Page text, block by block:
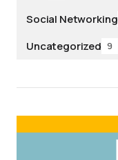
Social Networking
Uncategorized 9